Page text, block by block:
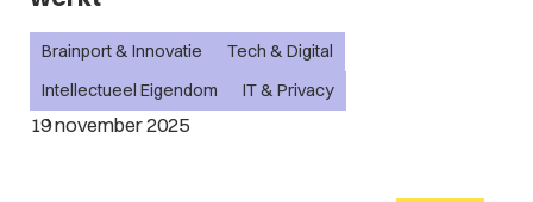
19 november 2025
Brainport & Innovatie
Tech & Digital
Intellectueel Eigendom
IT & Privacy